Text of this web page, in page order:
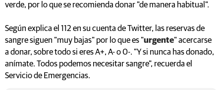
verde, por lo que se recomienda donar "de manera habitual".
Según explica el 112 en su cuenta de Twitter, las reservas de
sangre siguen "muy bajas" por lo que es "urgente" acercarse
a donar, sobre todo si eres A+, A- o 0-. "Y si nunca has donado,
anímate. Todos podemos necesitar sangre", recuerda el
Servicio de Emergencias.